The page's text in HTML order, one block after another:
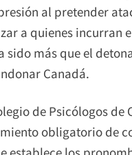
al pretender
a quienes incurran
más que el
Canadá.
de Psicólogos
obligatorio de